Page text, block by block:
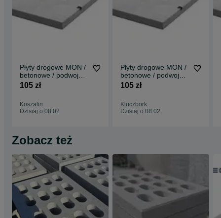
Więcej informacji na stronie www.veco-bet.pl
Płyty drogowe MON /
betonowe / podwojnie
zbrojone / MOCNE
105 zł
Koszalin
Dzisiaj o 08:02
Płyty drogowe MON /
betonowe / podwojnie
zbrojone / MOCNE
105 zł
Kluczbork
Dzisiaj o 08:02
Zobacz też